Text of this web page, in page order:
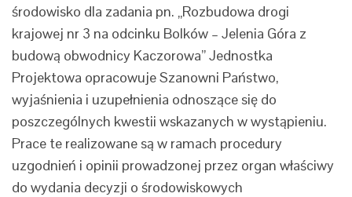
środowisko dla zadania pn. „Rozbudowa drogi
krajowej nr 3 na odcinku Bolków – Jelenia Góra z
budową obwodnicy Kaczorowa” Jednostka
Projektowa opracowuje Szanowni Państwo,
wyjaśnienia i uzupełnienia odnoszące się do
poszczególnych kwestii wskazanych w wystąpieniu.
Prace te realizowane są w ramach procedury
uzgodnień i opinii prowadzonej przez organ właściwy
do wydania decyzji o środowiskowych